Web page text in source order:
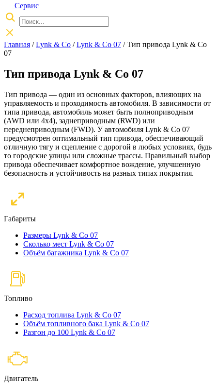
Сервис
Главная /Lynk & Co /Lynk & Co 07 / Тип привода Lynk & Co
07
Тип привода Lynk & Co 07
Тип привода — один из основных факторов, влияющих на
управляемость и проходимость автомобиля. В зависимости от
типа привода, автомобиль может быть полноприводным
(AWD или 4x4), заднеприводным (RWD) или
переднеприводным (FWD). У автомобиля Lynk & Co 07
предусмотрен оптимальный тип привода, обеспечивающий
отличную тягу и сцепление с дорогой в любых условиях, будь
то городские улицы или сложные трассы. Правильный выбор
привода обеспечивает комфортное вождение, улучшенную
безопасность и устойчивость на разных типах покрытия.
Габариты
Размеры Lynk & Co 07
Сколько мест Lynk & Co 07
Объём багажника Lynk & Co 07
Топливо
Расход топлива Lynk & Co 07
Объём топливного бака Lynk & Co 07
Разгон до 100 Lynk & Co 07
Двигатель